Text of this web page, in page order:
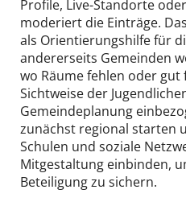
Profile, Live-Standorte
moderiert die Einträge.
als Orientierungshilfe für
andererseits Gemeinden
wo Räume fehlen oder
Sichtweise der
Gemeindeplanung
zunächst regional starten
Schulen und soziale
Mitgestaltung einbinden,
Beteiligung zu sichern.